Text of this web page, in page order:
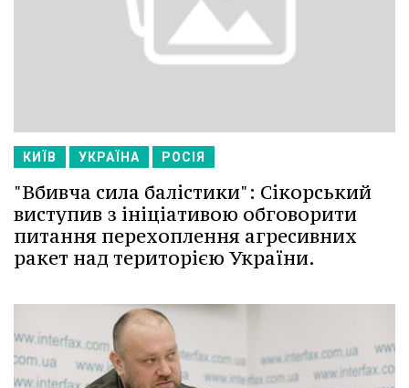
КИЇВ УКРАЇНА РОСІЯ
"Вбивча сила балістики": Сікорський
виступив з ініціативою обговорити
питання перехоплення агресивних
ракет над територією України.